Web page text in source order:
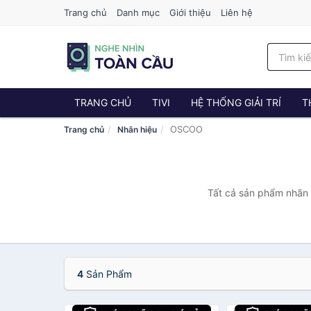
Trang chủ Danh mục Giới thiệu Liên hệ
TRANG CHỦ TIVI HỆ THỐNG GIẢI TRÍ
Trang chủ Nhãn hiệu OSCOO
Tất cả sản phẩm
4 Sản Phẩm